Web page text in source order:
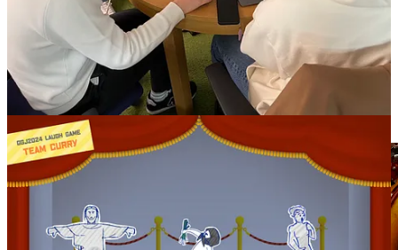
Nicolas nous fait quant à lui découvrirAnother Code Recollection
remake, ou plutôt DEUXremakes: du jeu Another Code
Memoriessorti sur DS en 2005 et deAnother Code R ・A
Journey into Lost Memories
sorti sur Wii en 2009. Ces deux jeux
d’aventure avec un peu de fantastique et beaucoup de puzzles nous
sont présentés par le grand maître de la Switch, notre
Nintenostradamus à nous, Nico Senseihimself.